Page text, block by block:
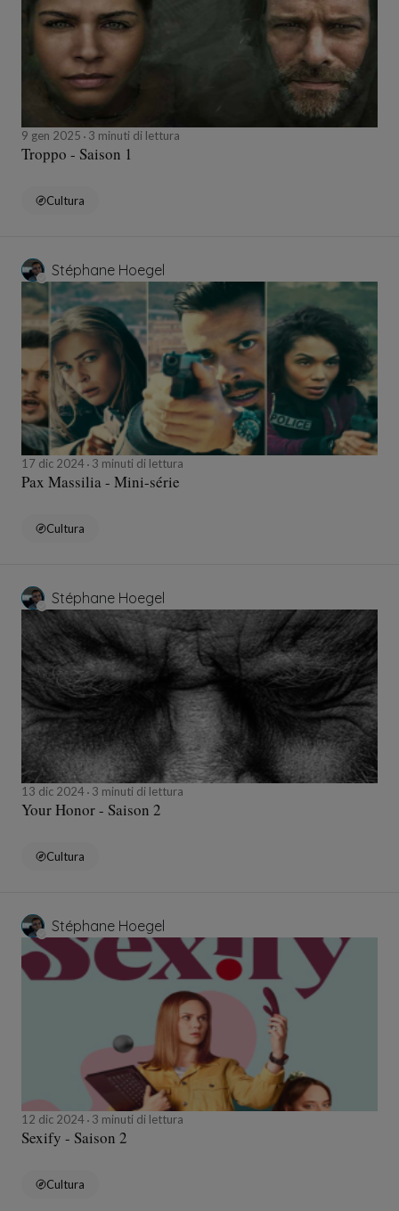
9 gen 2025 3 minuti di lettura
Troppo - Saison 1
Cultura
Stéphane Hoegel
17 dic 2024 3 minuti di lettura
Pax Massilia - Mini-série
Cultura
Stéphane Hoegel
13 dic 2024 3 minuti di lettura
Your Honor - Saison 2
Cultura
Stéphane Hoegel
12 dic 2024 3 minuti di lettura
Sexify - Saison 2
Cultura